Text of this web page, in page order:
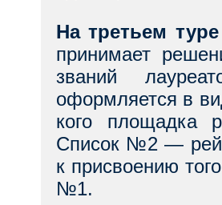
На третьем
принимает
званий
оформляется в
кого площадка
Список №2 —
к присвоению
№1.